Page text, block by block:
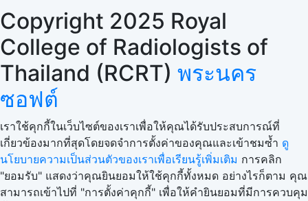
Copyright 2025 Royal
College of Radiologists of
Thailand (RCRT) พระนคร
ซอฟต์
เราใช้คุกกี้ในเว็บไซต์ของเราเพื่อให้คุณได้รับประสบการณ์ที่
เกี่ยวข้องมากที่สุดโดยจดจำการตั้งค่าของคุณและเข้าชมซ้ำ ดู
นโยบายความเป็นส่วนตัวของเราเพื่อเรียนรู้เพิ่มเติม การคลิก
"ยอมรับ" แสดงว่าคุณยินยอมให้ใช้คุกกี้ทั้งหมด อย่างไรก็ตาม คุณ
สามารถเข้าไปที่ "การตั้งค่าคุกกี้" เพื่อให้คำยินยอมที่มีการควบคุม